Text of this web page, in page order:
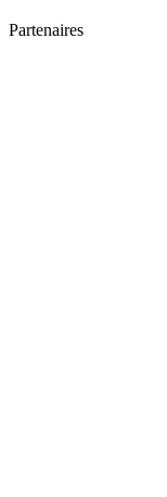
Partenaires